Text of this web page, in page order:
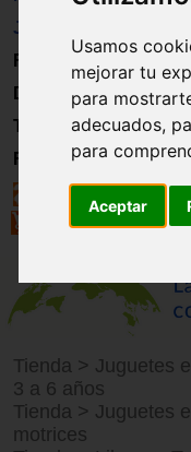
Usamos
mejorar tu
para
adecuados,
para
Aceptar
Juguetes
Formación
Directorio
Trabajo
Registro
Tienda > Juguetes
3 a 6 años
Tienda > Juguetes
motrices